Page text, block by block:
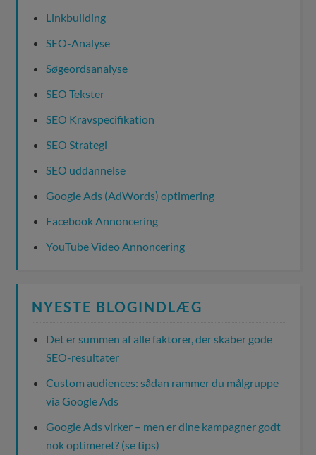
Linkbuilding
SEO-Analyse
Søgeordsanalyse
SEO Tekster
SEO Kravspecifikation
SEO Strategi
SEO uddannelse
Google Ads (AdWords) optimering
Facebook Annoncering
YouTube Video Annoncering
NYESTE BLOGINDLÆG
Det er summen af alle faktorer, der skaber gode
SEO-resultater
Custom audiences: sådan rammer du målgruppe
via Google Ads
Google Ads virker – men er dine kampagner godt
nok optimeret? (se tips)